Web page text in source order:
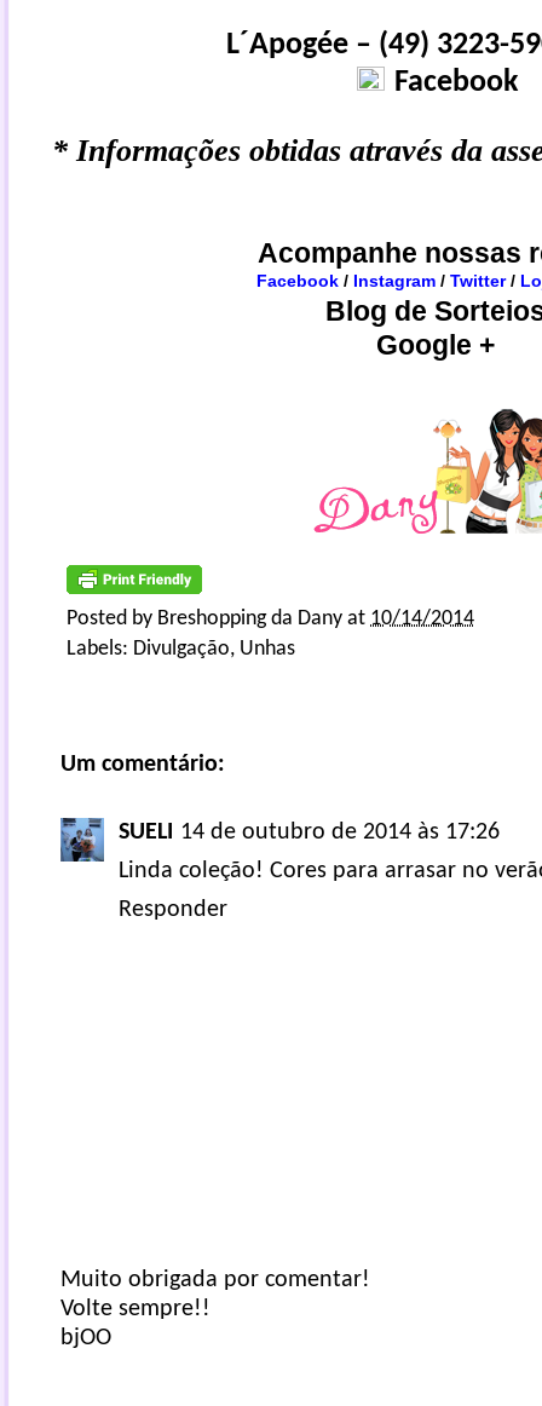
L´Apogée – (49) 3223-
Facebook
* Informações obtidas através da
Acompanhe nossas
Facebook / Instagram / Twitter/
Blog de
Google +
Posted by Breshopping da Dany at 10/14/2014
Labels: Divulgação, Unhas
Um comentário:
SUELI 14 de outubro de 2014 às 17:26
Linda coleção! Cores para arrasar no
Responder
Muito obrigada por comentar!
Volte sempre!!
bjOO